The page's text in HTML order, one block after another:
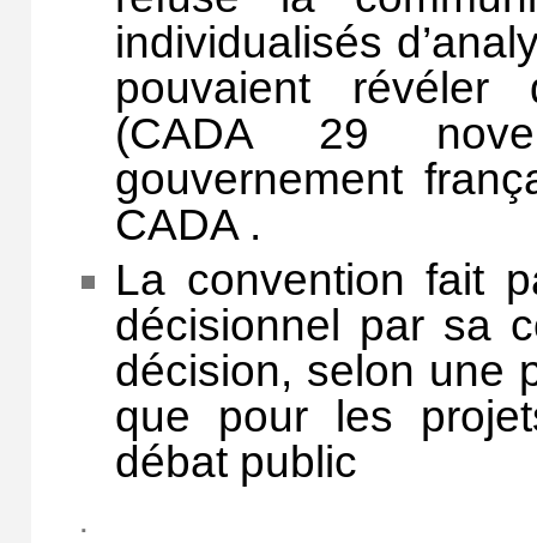
individualisés
pouvaient révéler
(CADA 29
gouvernement
CADA .
La convention fait
décisionnel par sa
décision, selon une
que pour les
débat public
.